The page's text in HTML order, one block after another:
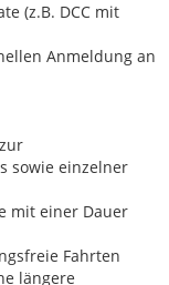
(z.B. DCC mit
Anmeldung an
sowie einzelner
mit einer Dauer
Fahrten
längere